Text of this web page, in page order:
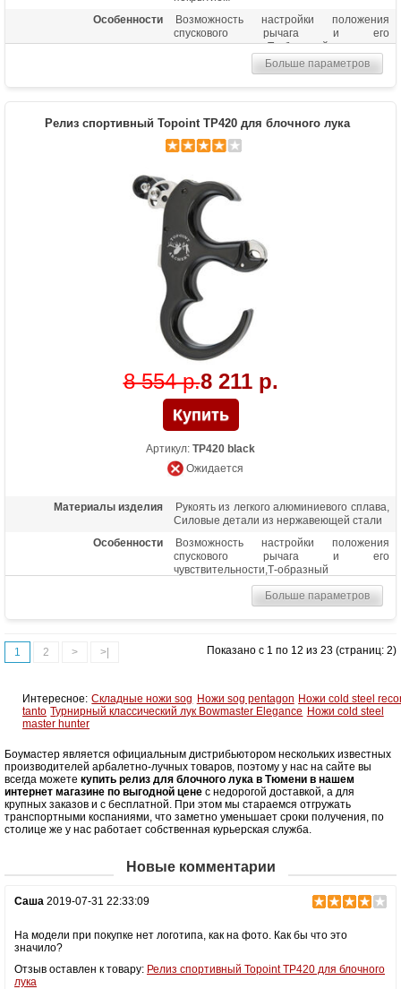
Особенности
Возможность настройки положения
спускового рычага и его
чувствительности,Т-образный
Больше параметров
Релиз спортивный Topoint TP420 для блочного лука
8 554 р.8 211 р.
Артикул: TP420 black
Ожидается
Материалы изделия
Рукоять из легкого алюминиевого сплава,
Силовые детали из нержавеющей стали
Особенности
Возможность настройки положения
спускового рычага и его
чувствительности,Т-образный
Больше параметров
1 2 > >| Показано с 1 по 12 из 23 (страниц: 2)
Интересное: Складные ножи sog Ножи sog pentagon Ножи cold steel
tanto Турнирный классический лук Bowmaster Elegance Ножи cold steel
master hunter
Боумастер является официальным дистрибьютором нескольких известных
производителей арбалетно-лучных товаров, поэтому у нас на сайте вы
всегда можете купить релиз для блочного лука в Тюмени в нашем
интернет магазине по выгодной цене с недорогой доставкой, а для
крупных заказов и с бесплатной. При этом мы стараемся отгружать
транспортными коспаниями, что заметно уменьшает сроки получения, по
столице же у нас работает собственная курьерская служба.
Новые комментарии
Саша 2019-07-31 22:33:09
На модели при покупке нет логотипа, как на фото. Как бы что это
значило?
Отзыв оставлен к товару: Релиз спортивный Topoint TP420 для блочного
лука